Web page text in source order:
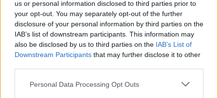
us or personal information disclosed to third parties prior to
your opt-out. You may separately opt-out of the further
disclosure of your personal information by third parties on the
IAB’s list of downstream participants. This information may
also be disclosed by us to third parties on the IAB’s List of
Downstream Participants that may further disclose it to other
Please note that this website/app uses one or more Google
Personal Data Processing Opt Outs